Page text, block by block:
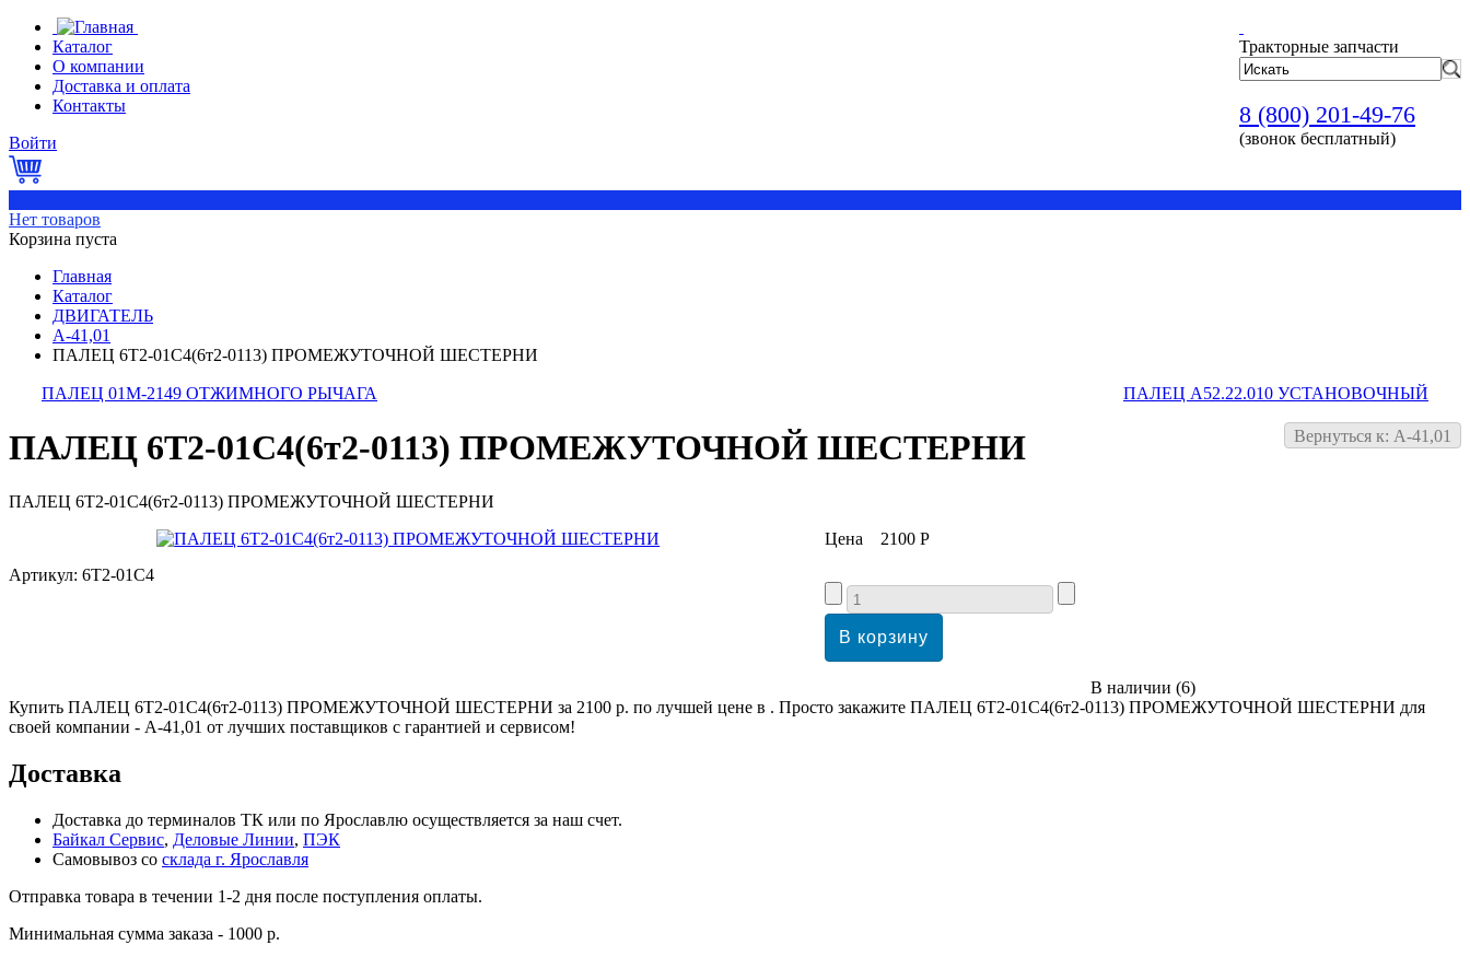
Тракторные запчасти
8 (800) 201-49-76
(звонок бесплатный)
Каталог
О компании
Доставка и оплата
Контакты
Войти
Нет товаров
Корзина пуста
Главная
Каталог
ДВИГАТЕЛЬ
А-41,01
ПАЛЕЦ 6Т2-01С4(6т2-0113) ПРОМЕЖУТОЧНОЙ ШЕСТЕРНИ
ПАЛЕЦ 01М-2149 ОТЖИМНОГО РЫЧАГА ПАЛЕЦ А52.22.010 УСТАНОВОЧНЫЙ
Вернуться к: А-41,01
ПАЛЕЦ 6Т2-01С4(6т2-0113) ПРОМЕЖУТОЧНОЙ ШЕСТЕРНИ
ПАЛЕЦ 6Т2-01С4(6т2-0113) ПРОМЕЖУТОЧНОЙ ШЕСТЕРНИ
Цена
2100 Р
В наличии (6)
Артикул: 6Т2-01С4
Купить ПАЛЕЦ 6Т2-01С4(6т2-0113) ПРОМЕЖУТОЧНОЙ ШЕСТЕРНИ за 2100 р. по лучшей цене в . Просто закажите ПАЛЕЦ 6Т2-01С4(6т2-0113) ПРОМЕЖУТОЧНОЙ ШЕСТЕРНИ для
своей компании - А-41,01 от лучших поставщиков с гарантией и сервисом!
Доставка
Доставка до терминалов ТК или по Ярославлю осуществляется за наш счет.
Байкал Сервис, Деловые Линии, ПЭК
Самовывоз со склада г. Ярославля
Отправка товара в течении 1-2 дня после поступления оплаты.
Минимальная сумма заказа - 1000 р.